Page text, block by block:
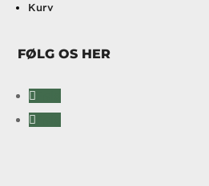
Kurv
FØLG OS HER